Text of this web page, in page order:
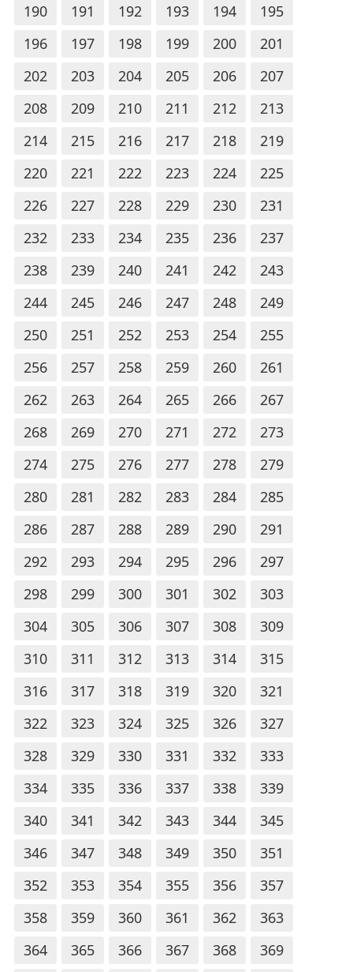
190
191 192 193 194
195
196
197 198 199 200
201
202
203 204 205 206
207
208
209 210 211 212
213
214
215 216 217 218
219
220
221 222 223 224
225
226
227 228 229 230
231
232
233 234 235 236
237
238
239 240 241 242
243
244
245 246 247 248
249
250
251 252 253 254
255
256
257 258 259 260
261
262
263 264 265 266
267
268
269 270 271 272
273
274
275 276 277 278
279
280
281 282 283 284
285
286
287 288 289 290
291
292
293 294 295 296
297
298
299 300 301 302
303
304
305 306 307 308
309
310
311 312 313 314
315
316
317 318 319 320
321
322
323 324 325 326
327
328
329 330 331 332
333
334
335 336 337 338
339
340
341 342 343 344
345
346
347 348 349 350
351
352
353 354 355 356
357
358
359 360 361 362
363
364
365 366 367 368 369